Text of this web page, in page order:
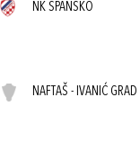
NK ŠPANSKO
NAFTAŠ - IVANIĆ GRAD